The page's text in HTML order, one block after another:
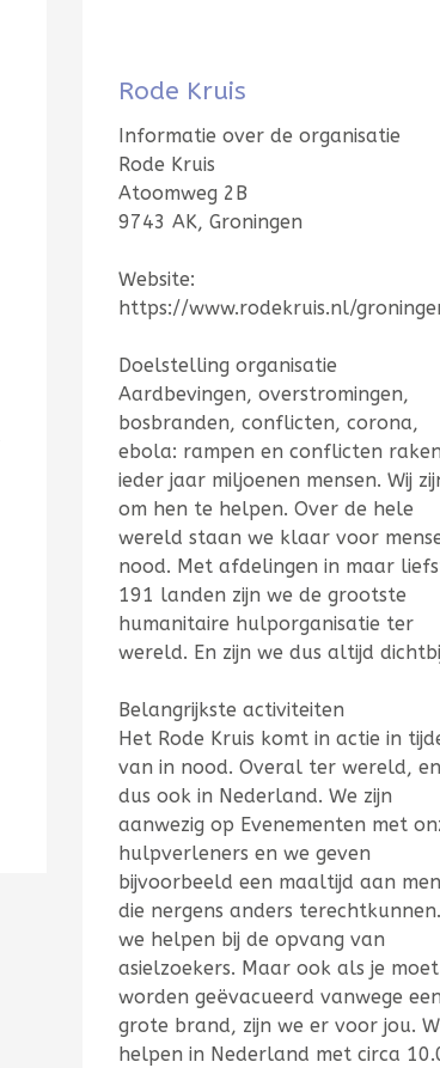
Rode Kruis
Informatie over de organisatie
Rode Kruis
Atoomweg 2B
9743 AK, Groningen
Website:
https://www.rodekruis.nl/
Doelstelling organisatie
Aardbevingen, overstromingen,
bosbranden, conflicten, corona,
ebola: rampen en conflicten
ieder jaar miljoenen mensen. Wij
om hen te helpen. Over de hele
wereld staan we klaar voor
nood. Met afdelingen in maar
191 landen zijn we de grootste
humanitaire hulporganisatie ter
wereld. En zijn we dus altijd
Belangrijkste activiteiten
Het Rode Kruis komt in actie in
van in nood. Overal ter wereld, en
dus ook in Nederland. We zijn
aanwezig op Evenementen met
hulpverleners en we geven
bijvoorbeeld een maaltijd aan
die nergens anders
we helpen bij de opvang van
asielzoekers. Maar ook als je moet
worden geëvacueerd vanwege
grote brand, zijn we er voor jou.
helpen in Nederland met circa